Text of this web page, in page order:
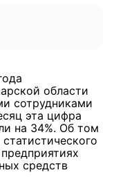
области
сотрудниками
эта цифра
на 34%. Об том
средств